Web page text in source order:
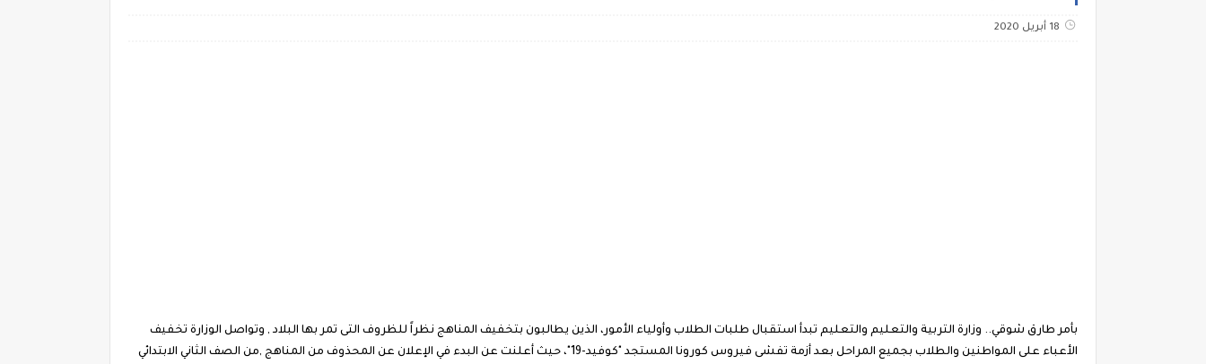
18 أبريل 2020
بأمر طارق شوقي.. وزارة التربية والتعليم والتعليم تبدأ استقبال طلبات الطلاب وأولياء الأمور، الذين يطالبون بتخفيف المناهج نظراً للظروف التى تمر بها البلاد , وتواصل الوزارة تخفيف
الأعباء على المواطنين والطلاب بجميع المراحل بعد أزمة تفشى فيروس كورونا المستجد "كوفيد-19"، حيث أعلنت عن البدء في الإعلان عن المحذوف من المناهج ,من الصف الثاني الابتدائي